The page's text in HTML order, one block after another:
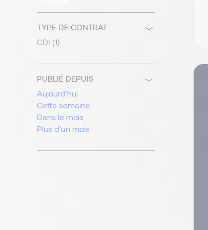
TYPE DE CONTRAT
CDI (1)
PUBLIÉ DEPUIS
Aujourd'hui
Cette semaine
Dans le mois
Plus d'un mois